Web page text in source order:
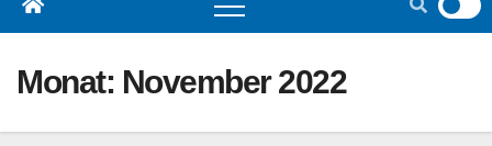
Monat: November 2022